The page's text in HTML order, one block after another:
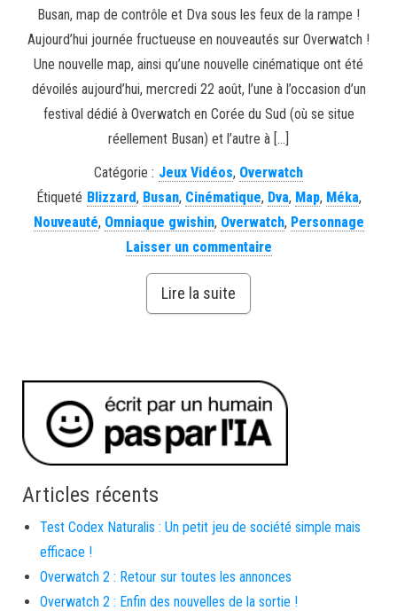
Busan, map de contrôle et Dva sous les feux de la rampe !
Aujourd’hui journée fructueuse en nouveautés sur Overwatch !
Une nouvelle map, ainsi qu’une nouvelle cinématique ont été
dévoilés aujourd’hui, mercredi 22 août, l’une à l’occasion d’un
festival dédié à Overwatch en Corée du Sud (où se situe
réellement Busan) et l’autre à […]
Catégorie : Jeux Vidéos, Overwatch
Étiqueté Blizzard, Busan, Cinématique, Dva, Map, Méka,
Nouveauté, Omniaque gwishin, Overwatch, Personnage
Laisser un commentaire
Lire la suite
Articles récents
Test Codex Naturalis : Un petit jeu de société simple mais
efficace !
Overwatch 2 : Retour sur toutes les annonces
Overwatch 2 : Enfin des nouvelles de la sortie !